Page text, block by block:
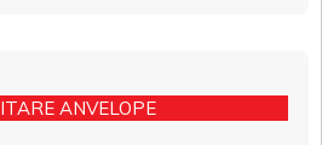
ANVELOPE